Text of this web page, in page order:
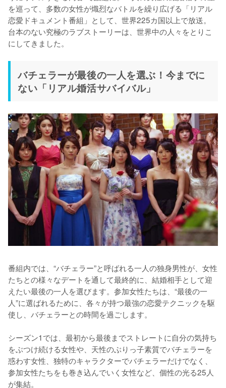
を巡って、多数の女性が熾烈なバトルを繰り広げる「リアル
恋愛ドキュメント番組」として、世界225カ国以上で放送。
台本のない究極のラブストーリーは、世界中の人々をとりこ
にしてきました。
バチェラーが最後の一人を選ぶ！今までに
ない「リアル婚活サバイバル」
番組内では、“バチェラー”と呼ばれる一人の独身男性が、女性
たちとの様々なデートを通して最終的に、結婚相手として迎
えたい最後の一人を選びます。参加女性たちは、“最後の一
人”に選ばれるために、各々が持つ最強の恋愛テクニックを駆
使し、バチェラーとの時間を過ごします。
シーズン1では、最初から最後までストレートに自分の気持ち
をぶつけ続ける女性や、天性のぶりっ子素質でバチェラーを
惑わす女性、独特のキャラクターでバチェラーだけでなく、
参加女性たちをも巻き込んでいく女性など、個性の光る25人